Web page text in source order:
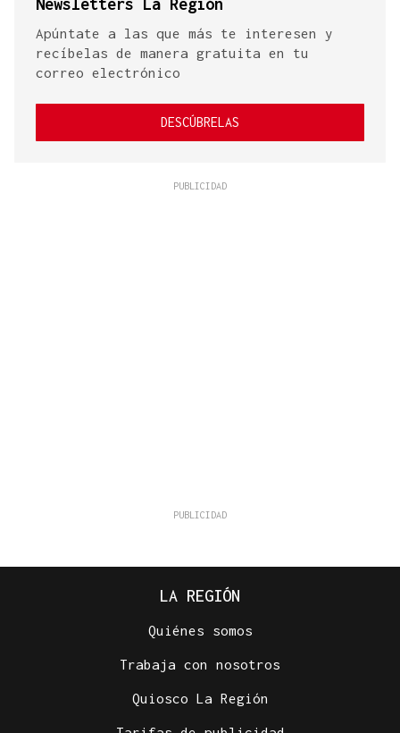
Newsletters La Región
Apúntate a las que más te interesen y
recíbelas de manera gratuita en tu
correo electrónico
DESCÚBRELAS
LA REGIÓN
Quiénes somos
Trabaja con nosotros
Quiosco La Región